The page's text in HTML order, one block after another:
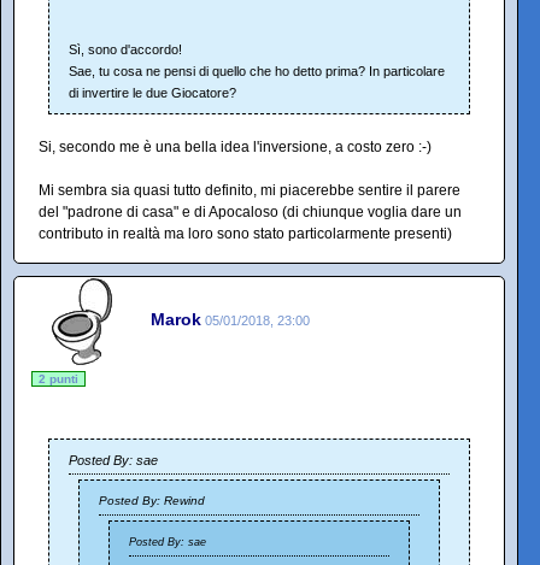
Sì, sono d'accordo!
Sae, tu cosa ne pensi di quello che ho detto prima? In particolare
di invertire le due Giocatore?
Si, secondo me è una bella idea l'inversione, a costo zero :-)
Mi sembra sia quasi tutto definito, mi piacerebbe sentire il parere
del "padrone di casa" e di Apocaloso (di chiunque voglia dare un
contributo in realtà ma loro sono stato particolarmente presenti)
Marok 05/01/2018, 23:00
2 punti
Posted By: sae
Posted By: Rewind
Posted By: sae